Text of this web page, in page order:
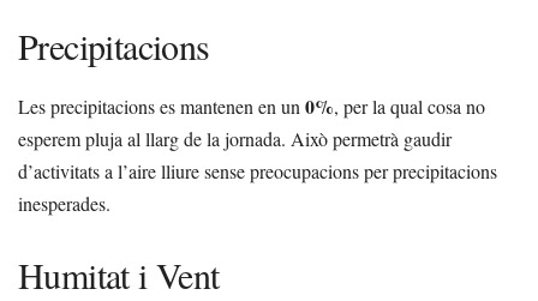
Precipitacions
Les precipitacions es mantenen en un0%, per la qual cosa no
esperem pluja al llarg de la jornada. Això permetrà gaudir
d’activitats a l’aire lliure sense preocupacions per precipitacions
inesperades.
Humitat i Vent